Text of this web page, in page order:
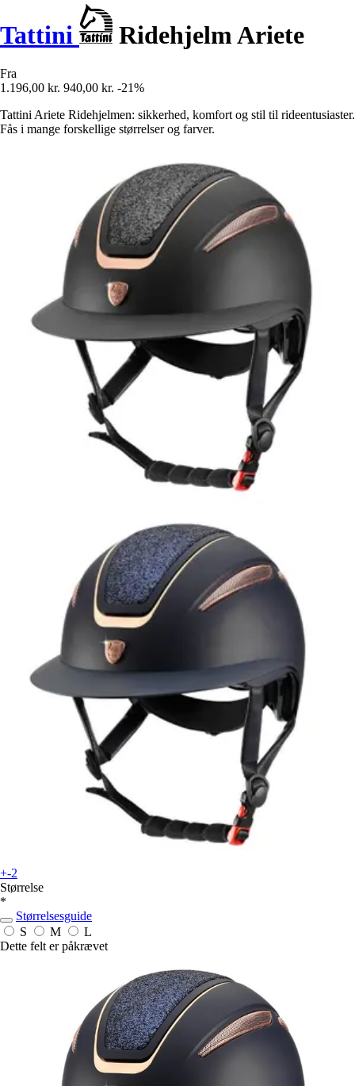
Tattini Ridehjelm Ariete
Fra
1.196,00 kr. 940,00 kr. -21%
Tattini Ariete Ridehjelmen: sikkerhed, komfort og stil til rideentusiaster.
Fås i mange forskellige størrelser og farver.
+-2
Størrelse
*
Størrelsesguide
S
M
L
Dette felt er påkrævet